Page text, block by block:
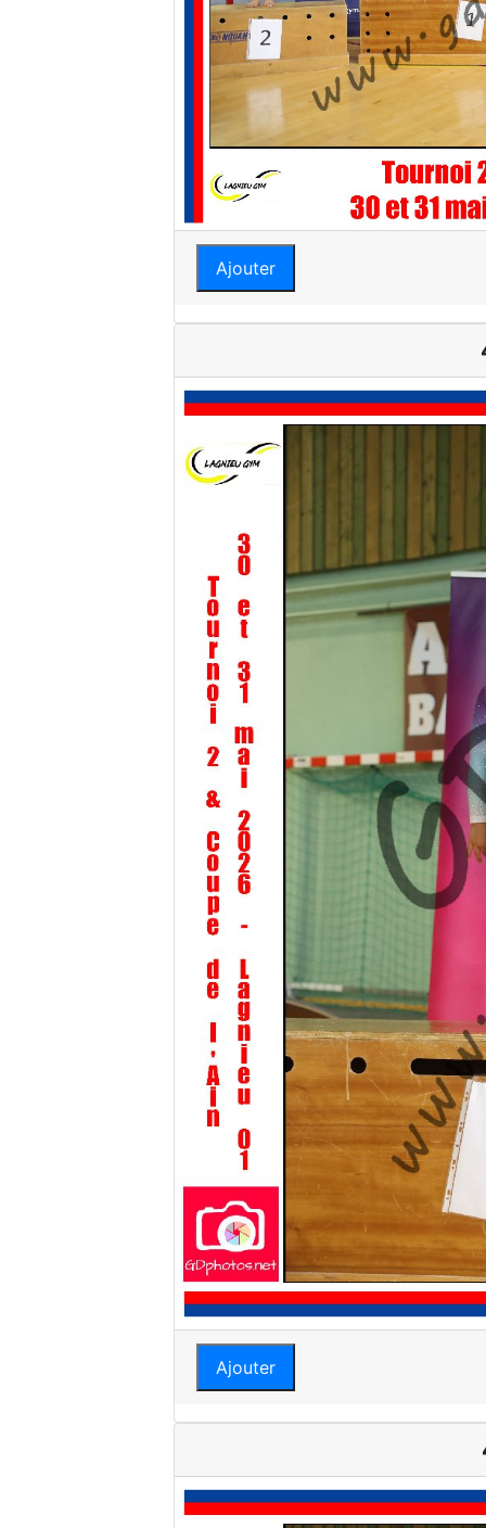
Ajouter
Ajouter